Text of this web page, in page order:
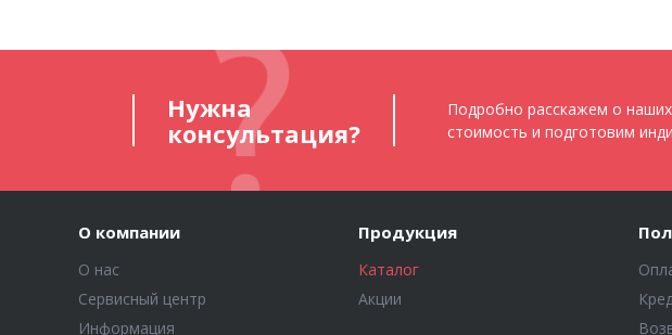
Нужна
консультация?
Подробно расскажем о наших
стоимость и подготовим
О компании
О нас
Сервисный центр
Информация
Продукция
Каталог
Акции